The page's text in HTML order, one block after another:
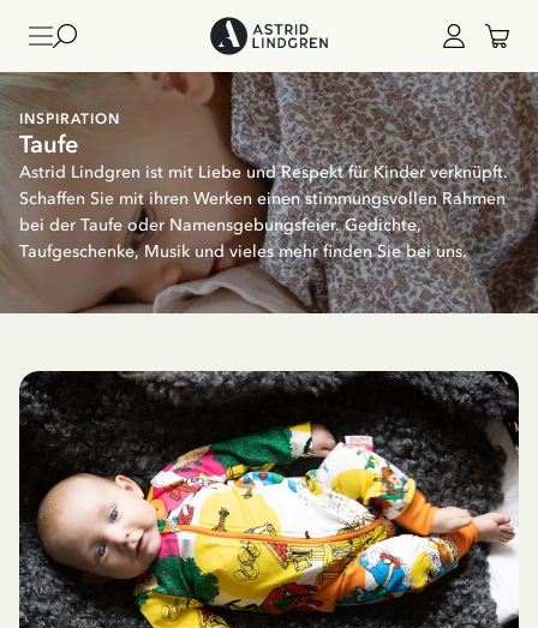
INSPIRATION
Taufe
Astrid Lindgren ist mit Liebe und Respekt für Kinder verknüpft.
Schaffen Sie mit ihren Werken einen stimmungsvollen Rahmen
bei der Taufe oder Namensgebungsfeier. Gedichte,
Taufgeschenke, Musik und vieles mehr finden Sie bei uns.